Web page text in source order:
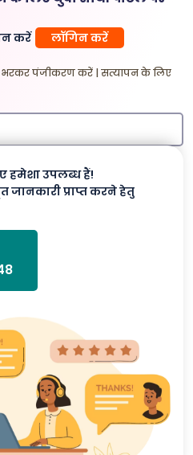
करें लॉगिन करें
पंजीकरण करें | सत्यापन के लिए
उपलब्ध हैं!
प्राप्त करने हेतु